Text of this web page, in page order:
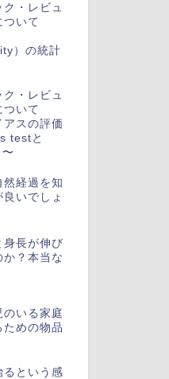
・レビュ
ついて
）の統計
・レビュ
ついて
スの評価
testと
経過を知
いでしょ
身長が伸び
か？本当な
のいる家庭
めの物品
るという感